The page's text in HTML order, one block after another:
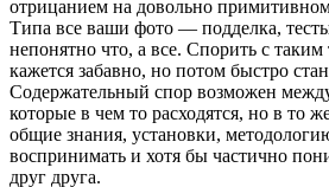
отрицанием на довольно
Типа все ваши фото — подделка,
непонятно что, а все. Спорить с
кажется забавно, но потом быстро
Содержательный спор возможен
которые в чем то расходятся, но в то
общие знания, установки,
воспринимать и хотя бы частично
друг друга.